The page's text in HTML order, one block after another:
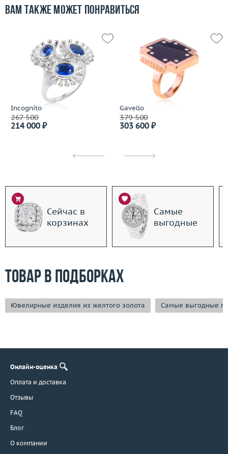
Вам также может понравиться
Incognito
267 500
214 000 ₽
Gavello
379 500
303 600 ₽
Сейчас в
корзинах
Самые
выгодные
Товар в подборках
Ювелирные изделия из желтого золота Самые выгодные
Онлайн-оценка
Оплата и доставка
Отзывы
FAQ
Блог
О компании